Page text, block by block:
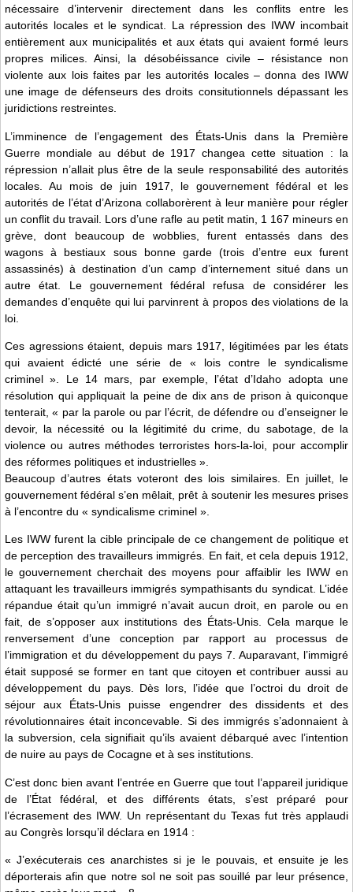
nécessaire d’intervenir directement dans les conflits entre les
autorités locales et le syndicat. La répression des IWW incombait
entièrement aux municipalités et aux états qui avaient formé leurs
propres milices. Ainsi, la désobéissance civile – résistance non
violente aux lois faites par les autorités locales – donna des IWW
une image de défenseurs des droits consitutionnels dépassant les
juridictions restreintes.
L’imminence de l’engagement des États-Unis dans la Première
Guerre mondiale au début de 1917 changea cette situation : la
répression n’allait plus être de la seule responsabilité des autorités
locales. Au mois de juin 1917, le gouvernement fédéral et les
autorités de l’état d’Arizona collaborèrent à leur manière pour régler
un conflit du travail. Lors d’une rafle au petit matin, 1 167 mineurs en
grève, dont beaucoup de wobblies, furent entassés dans des
wagons à bestiaux sous bonne garde (trois d’entre eux furent
assassinés) à destination d’un camp d’internement situé dans un
autre état. Le gouvernement fédéral refusa de considérer les
demandes d’enquête qui lui parvinrent à propos des violations de la
loi.
Ces agressions étaient, depuis mars 1917, légitimées par les états
qui avaient édicté une série de « lois contre le syndicalisme
criminel ». Le 14 mars, par exemple, l’état d’Idaho adopta une
résolution qui appliquait la peine de dix ans de prison à quiconque
tenterait, « par la parole ou par l’écrit, de défendre ou d’enseigner le
devoir, la nécessité ou la légitimité du crime, du sabotage, de la
violence ou autres méthodes terroristes hors-la-loi, pour accomplir
des réformes politiques et industrielles ».
Beaucoup d’autres états voteront des lois similaires. En juillet, le
gouvernement fédéral s’en mêlait, prêt à soutenir les mesures prises
à l’encontre du « syndicalisme criminel ».
Les IWW furent la cible principale de ce changement de politique et
de perception des travailleurs immigrés. En fait, et cela depuis 1912,
le gouvernement cherchait des moyens pour affaiblir les IWW en
attaquant les travailleurs immigrés sympathisants du syndicat. L’idée
répandue était qu’un immigré n’avait aucun droit, en parole ou en
fait, de s’opposer aux institutions des États-Unis. Cela marque le
renversement d’une conception par rapport au processus de
l’immigration et du développement du pays 7. Auparavant, l’immigré
était supposé se former en tant que citoyen et contribuer aussi au
développement du pays. Dès lors, l’idée que l’octroi du droit de
séjour aux États-Unis puisse engendrer des dissidents et des
révolutionnaires était inconcevable. Si des immigrés s’adonnaient à
la subversion, cela signifiait qu’ils avaient débarqué avec l’intention
de nuire au pays de Cocagne et à ses institutions.
C’est donc bien avant l’entrée en Guerre que tout l’appareil juridique
de l’État fédéral, et des différents états, s’est préparé pour
l’écrasement des IWW. Un représentant du Texas fut très applaudi
au Congrès lorsqu’il déclara en 1914 :
« J’exécuterais ces anarchistes si je le pouvais, et ensuite je les
déporterais afin que notre sol ne soit pas souillé par leur présence,